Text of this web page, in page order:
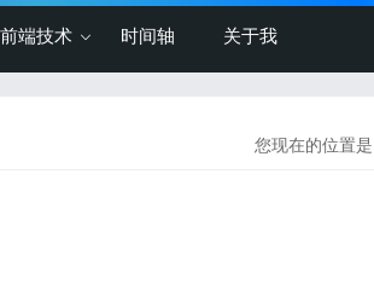
前端技术 时间轴 关于我
您现在的位置是